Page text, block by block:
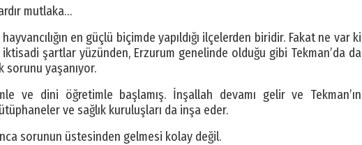
mutlaka…
en güçlü biçimde yapıldığı ilçelerden biridir. Fakat ne var ki
şartlar yüzünden, Erzurum genelinde olduğu gibi Tekman’da da
sorunu yaşanıyor.
ve dini öğretimle başlamış. İnşallah devamı gelir ve Tekman’ın
ve sağlık kuruluşları da inşa eder.
sorunun üstesinden gelmesi kolay değil.